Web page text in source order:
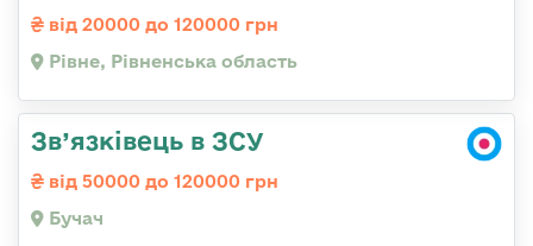
від 20000 до 120000 грн
Рівне, Рівненська область
Зв’язківець в ЗСУ
від 50000 до 120000 грн
Бучач